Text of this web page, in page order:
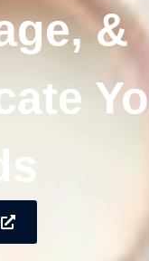
&